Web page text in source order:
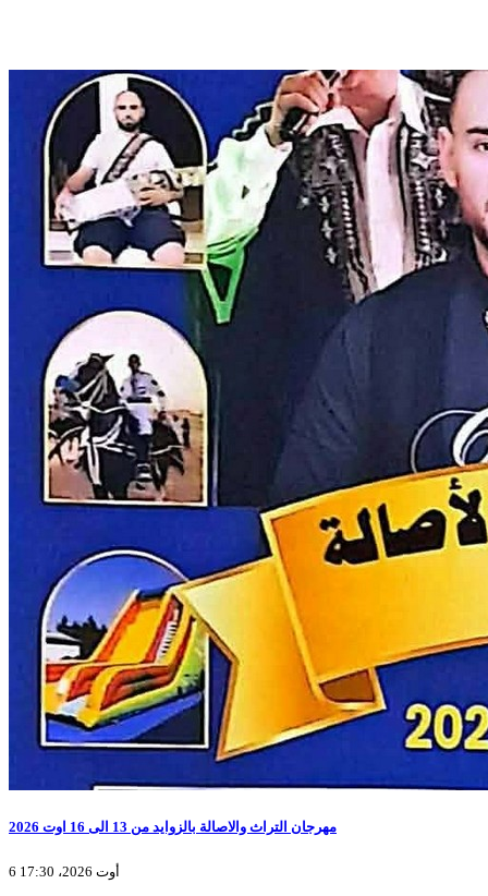
مهرجان التراث والاصالة بالزوايد من 13 الى 16 اوت 2026
6 أوت 2026، 17:30